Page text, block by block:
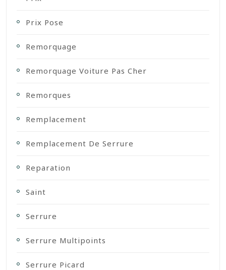
Prix Pose
Remorquage
Remorquage Voiture Pas Cher
Remorques
Remplacement
Remplacement De Serrure
Reparation
Saint
Serrure
Serrure Multipoints
Serrure Picard